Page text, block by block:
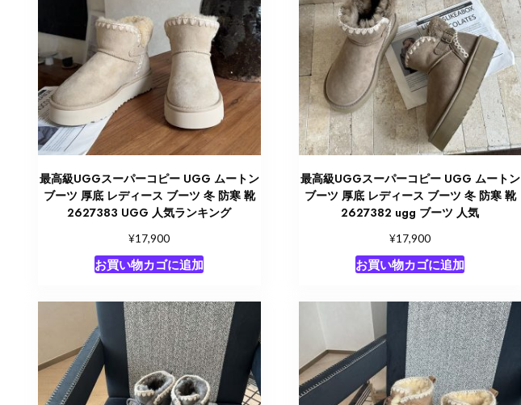
最高級UGGスーパーコピー UGG ムートン
ブーツ 厚底 レディース ブーツ 冬 防寒 靴
2627383 UGG 人気ランキング
¥17,900
お買い物カゴに追加
最高級UGGスーパーコピー UGG ムートン
ブーツ 厚底 レディース ブーツ 冬 防寒 靴
2627382 ugg ブーツ 人気
¥17,900
お買い物カゴに追加